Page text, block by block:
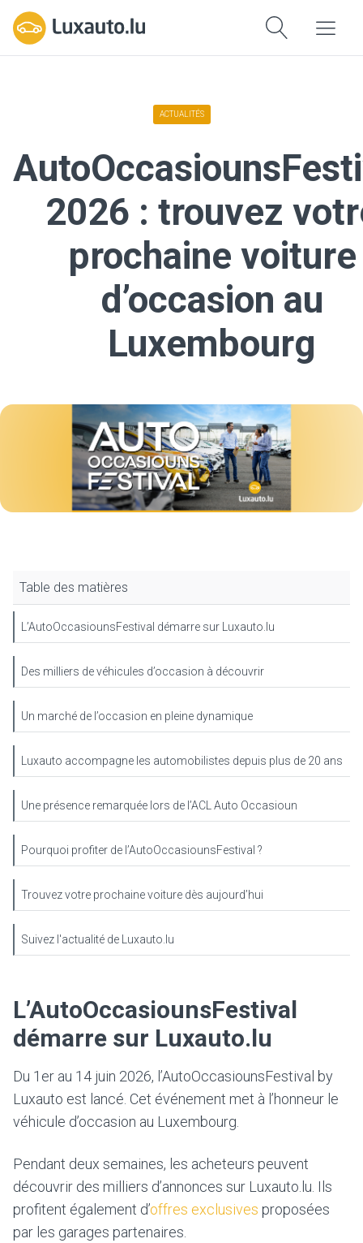
ACTUALITÉS
2026 : trouvez
prochaine voiture
d’occasion au
Luxembourg
Table des matières
L’AutoOccasiounsFestival démarre sur Luxauto.lu
Des milliers de véhicules d’occasion à découvrir
Un marché de l’occasion en pleine dynamique
Luxauto accompagne les automobilistes depuis plus de 20 ans
Une présence remarquée lors de l’ACL Auto Occasioun
Pourquoi profiter de l’AutoOccasiounsFestival ?
Trouvez votre prochaine voiture dès aujourd’hui
Suivez l'actualité de Luxauto.lu
L’AutoOccasiounsFestival
démarre sur Luxauto.lu
Du 1er au 14 juin 2026, l’AutoOccasiounsFestival by
Luxauto est lancé. Cet événement met à l’honneur le
véhicule d’occasion au Luxembourg.
Pendant deux semaines, les acheteurs peuvent
découvrir des milliers d’annonces sur Luxauto.lu. Ils
profitent également d’offres exclusives proposées
par les garages partenaires.